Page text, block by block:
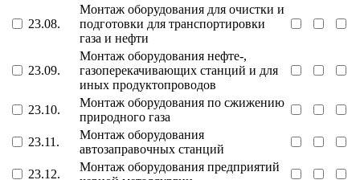
23.08.
Монтаж оборудования для очистки и
подготовки для транспортировки
газа и нефти
23.09.
Монтаж оборудования нефте-,
газоперекачивающих станций и для
иных продуктопроводов
23.10.
Монтаж оборудования по сжижению
природного газа
23.11.
Монтаж оборудования
автозаправочных станций
23.12.
Монтаж оборудования предприятий